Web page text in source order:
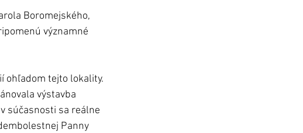
Boromejského,
významné
ohľadom tejto lokality.
výstavba
súčasnosti sa reálne
Panny